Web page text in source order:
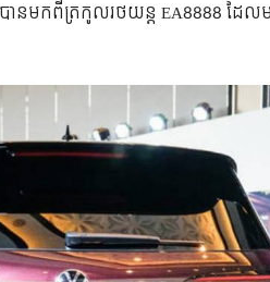
បាន​មក​ពី​ត្រកូល​រថយន្ត​ EA8888 ដ